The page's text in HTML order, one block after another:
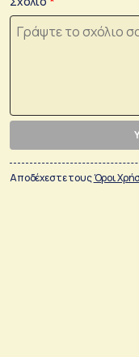
Αποδέχεστε τουςΌροι